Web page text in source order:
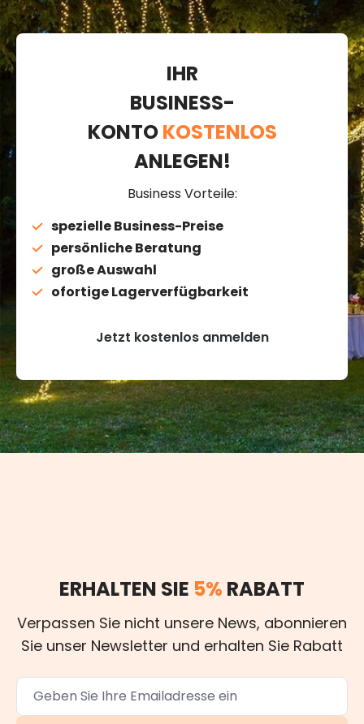
IHR
BUSINESS-
KONTOKOSTENLOS
ANLEGEN!
Business Vorteile:
spezielle Business-Preise
persönliche Beratung
große Auswahl
ofortige Lagerverfügbarkeit
Jetzt kostenlos anmelden
ERHALTEN SIE 5% RABATT
Verpassen Sie nicht unsere News, abonnieren
Sie unser Newsletter und erhalten Sie Rabatt